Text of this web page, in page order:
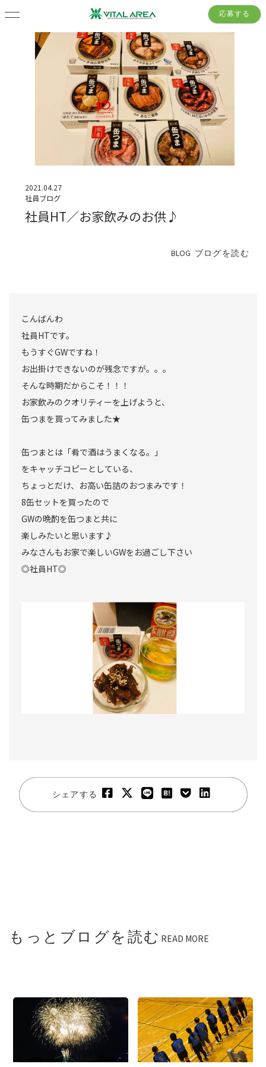
応募する
2021.04.27
社員ブログ
社員HT／お家飲みのお供♪
BLOG ブログを読む
こんばんわ
社員HTです。
もうすぐGWですね！
お出掛けできないのが残念ですが。。。
そんな時期だからこそ！！！
お家飲みのクオリティーを上げようと、
缶つまを買ってみました★
缶つまとは「肴で酒はうまくなる。」
をキャッチコピーとしている、
ちょっとだけ、お高い缶詰のおつまみです！
8缶セットを買ったので
GWの晩酌を缶つまと共に
楽しみたいと思います♪
みなさんもお家で楽しいGWをお過ごし下さい
◎社員HT◎
シェアする
もっとブログを読む READ MORE